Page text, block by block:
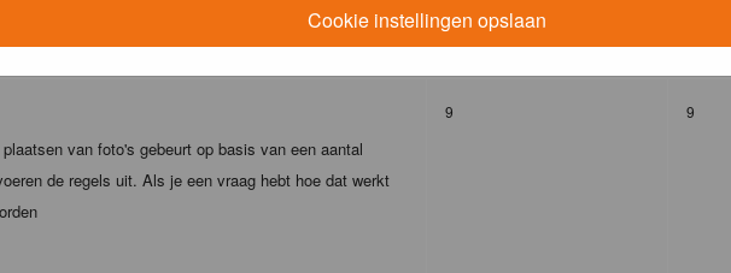
Cookie instellingen opslaan
van foto's gebeurt op basis van een aantal
de regels uit. Als je een vraag hebt hoe dat werkt
9 9